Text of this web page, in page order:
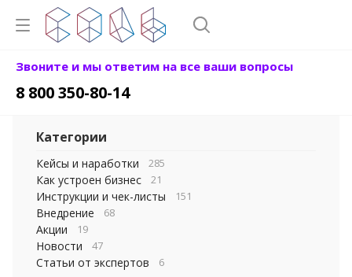
Звоните и мы ответим на все ваши вопросы
8 800 350-80-14
Категории
Кейсы и наработки 285
Как устроен бизнес 21
Инструкции и чек-листы 151
Внедрение 68
Акции 19
Новости 47
Статьи от экспертов 6